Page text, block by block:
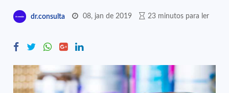
dr.consulta 08, jan de 2019 23 minutos para ler